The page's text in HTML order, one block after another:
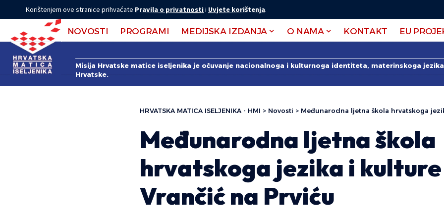
Korištenjem ove stranice prihvaćate Pravila o privatnostii Uvjete korištenja.
NOVOSTI PROGRAMI MEDIJSKA IZDANJA O NAMA KONTAKT EU
Misija Hrvatske matice iseljenika je očuvanje nacionalnoga i kulturnoga identiteta, materinskoga
Hrvatske.
HRVATSKA MATICA ISELJENIKA - HMI > Novosti > Međunarodna ljetna škola hrvatskoga jezika i
Međunarodna ljetna škola
hrvatskoga jezika i
Vrančić na Prviću